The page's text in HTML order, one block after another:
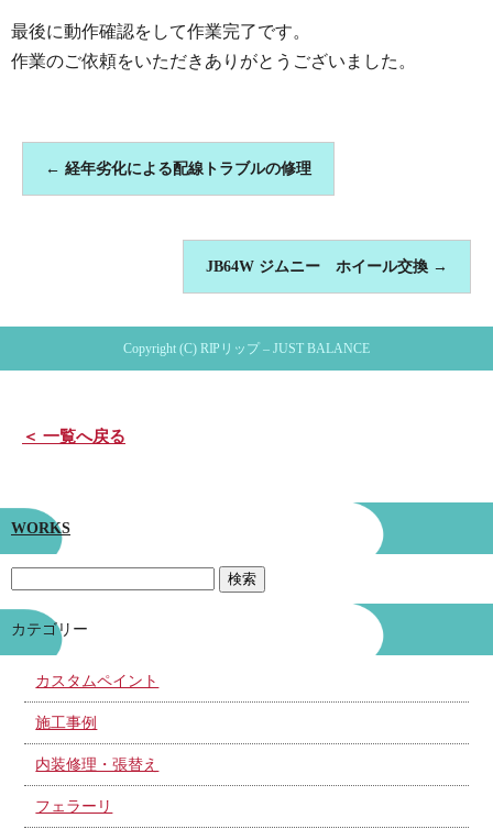
最後に動作確認をして作業完了です。
作業のご依頼をいただきありがとうございました。
← 経年劣化による配線トラブルの修理
JB64W ジムニー ホイール交換 →
Copyright (C) RIPリップ – JUST BALANCE
＜ 一覧へ戻る
WORKS
カテゴリー
カスタムペイント
施工事例
内装修理・張替え
フェラーリ